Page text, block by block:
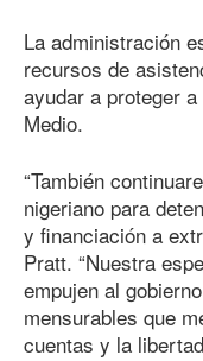
La administración
recursos de
ayudar a proteger
Medio.
“También
nigeriano para
y financiación a
Pratt. “Nuestra
empujen al
mensurables que
cuentas y la